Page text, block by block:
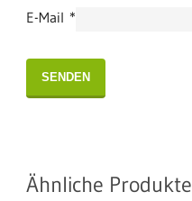
E-Mail *
Ähnliche Produkte